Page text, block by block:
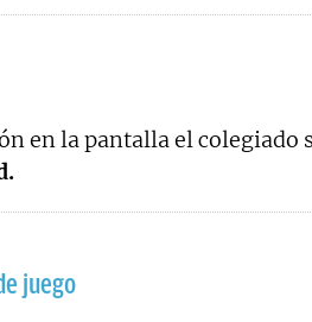
en la pantalla el colegiado
juego